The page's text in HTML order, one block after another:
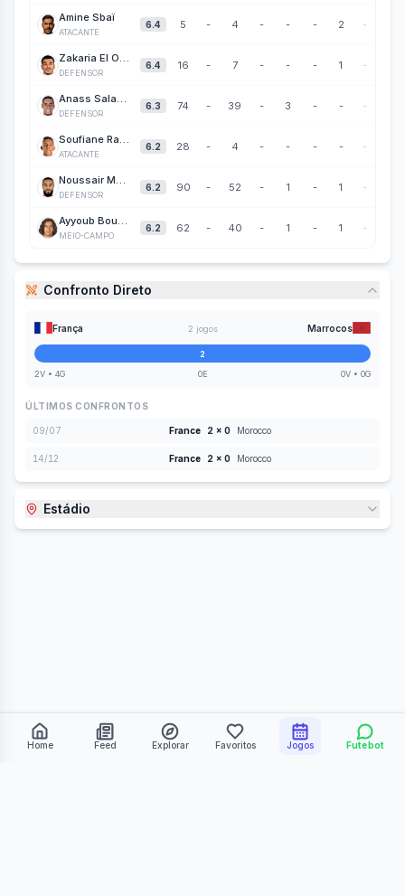
Amine Sbaï
ATACANTE
6.4 5 - 4 - - - 2 -
Zakaria El Ouahdi
DEFENSOR
6.4 16 - 7 - - - 1 -
Anass Salah-Eddine
DEFENSOR
6.3 74 - 39 - 3 - - -
Soufiane Rahimi
ATACANTE
6.2 28 - 4 - - - - -
Noussair Mazraoui
DEFENSOR
6.2 90 - 52 - 1 - 1 -
Ayyoub Bouaddi
MEIO-CAMPO
6.2 62 - 40 - 1 - 1 -
Confronto Direto
França 2 jogos Marrocos
2
2V • 4G 0E 0V • 0G
ÚLTIMOS CONFRONTOS
09/07 France 2 x 0 Morocco
14/12 France 2 x 0 Morocco
Estádio
Home Feed Explorar Favoritos Jogos Futebot